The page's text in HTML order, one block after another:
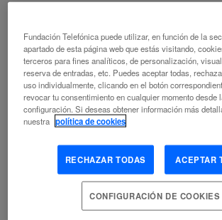
TELOS 126 se adentra en un asunto
desarrollo de nuestra sociedad: el
generaciones. En un mundo marcado por
transformación tecnológica, la
desafíos medioambientales, la
generaciones se convierte en un pilar
Fundación Telefónica puede utilizar, en función de la
apartado de esta página web que estás visitando,
terceros para fines analíticos, de personalización,
reserva de entradas, etc. Puedes aceptar todas,
uso individualmente, clicando en el botón
revocar tu consentimiento en cualquier momento desde
configuración. Si deseas obtener información más
nuestra política de cookies
RECHAZAR TODAS ACEPTAR
CONFIGURACIÓN DE COOKIES